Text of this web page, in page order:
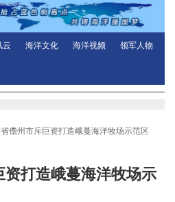
云 海洋文化 海洋视频 领军人物
儋州市斥巨资打造峨蔓海洋牧场示范区
打造峨蔓海洋牧场示